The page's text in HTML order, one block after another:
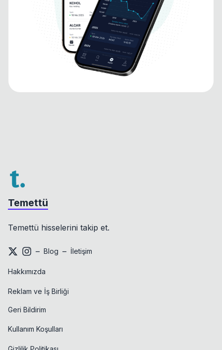
Temettü
Temettü hisselerini takip et.
– Blog – İletişim
Hakkımızda
Reklam ve İş Birliği
Geri Bildirim
Kullanım Koşulları